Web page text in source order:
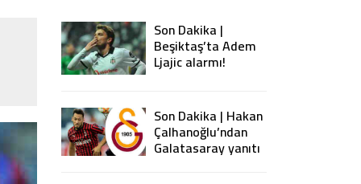
Son Dakika |
Beşiktaş’ta Adem
Ljajic alarmı!
Ocak’ta transfer…
Son Dakika | Hakan
Çalhanoğlu’ndan
Galatasaray yanıtı